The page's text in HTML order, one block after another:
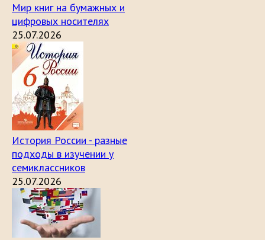
Мир книг на бумажных и
цифровых носителях
25.07.2026
История России - разные
подходы в изучении у
семиклассников
25.07.2026